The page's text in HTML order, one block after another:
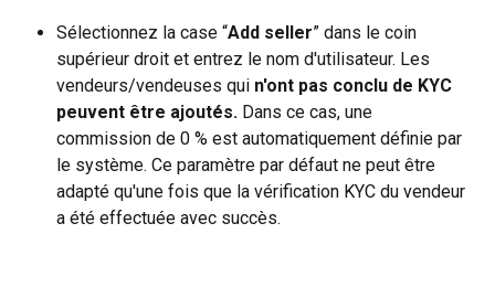
Sélectionnez la case “Add seller” dans le coin
supérieur droit et entrez le nom d'utilisateur. Les
vendeurs/vendeuses qui n'ont pas conclu de KYC
peuvent être ajoutés. Dans ce cas, une
commission de 0 % est automatiquement définie par
le système. Ce paramètre par défaut ne peut être
adapté qu'une fois que la vérification KYC du vendeur
a été effectuée avec succès.